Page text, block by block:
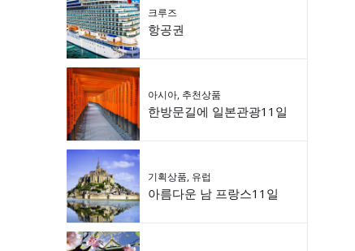
크루즈
항공권
아시아, 추천상품
한방문길에 일본관광11일
기획상품, 유럽
아름다운 남 프랑스11일